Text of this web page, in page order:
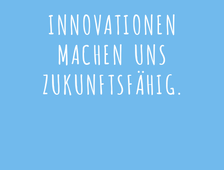
INNOVATIONEN
MACHEN UNS
ZUKUNFTSFÄHIG.